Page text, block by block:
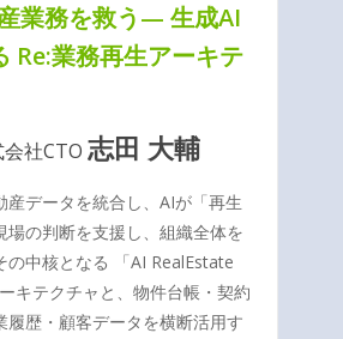
業務を救う— 生成AI
Re:業務再生アーキテ
社CTO 志田 大輔
産データを統合し、AIが「再生
場の判断を支援し、組織全体を
の中核となる 「AI RealEstate
キテクチャと、物件台帳・契約
履歴・顧客データを横断活用す